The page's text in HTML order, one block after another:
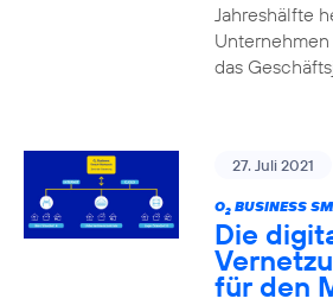
Jahreshälfte
das
27. Juli 2021
O2BUSINESS
Die
für den